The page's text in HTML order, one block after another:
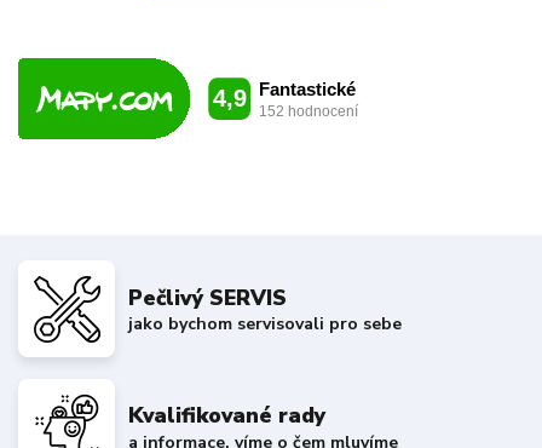
Pečlivý SERVIS
jako bychom servisovali pro sebe
Kvalifikované rady
a informace, víme o čem mluvíme